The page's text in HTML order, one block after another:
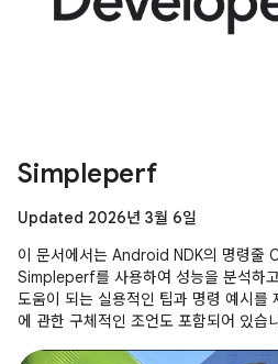
Simpleperf
Updated 2026년 3월 6일
이 문서에서는 Android NDK의 명령줄
Simpleperf를 사용하여 성능을 분석하
도움이 되는 실용적인 팁과 명령 예시를
에 관한 구체적인 조언도 포함되어 있습